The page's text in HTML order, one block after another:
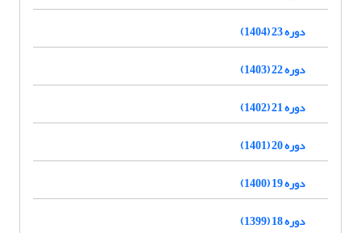
دوره 23 (1404)
دوره 22 (1403)
دوره 21 (1402)
دوره 20 (1401)
دوره 19 (1400)
دوره 18 (1399)